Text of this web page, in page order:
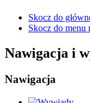
Skocz do
Skocz do
Nawigacja i
Nawigacja